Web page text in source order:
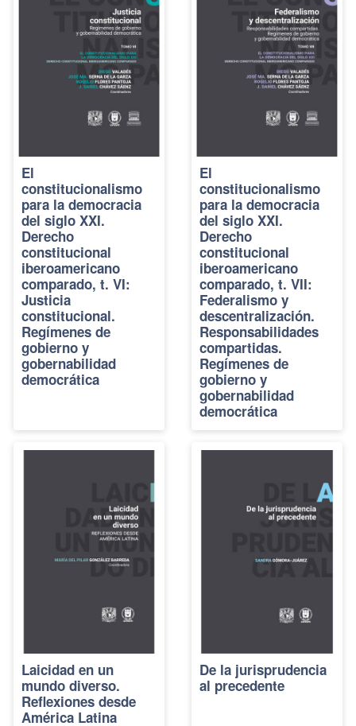
El
constitucionalismo
para la democracia
del siglo XXI.
Derecho
constitucional
iberoamericano
comparado, t. VI:
Justicia
constitucional.
Regímenes de
gobierno y
gobernabilidad
democrática
El
constitucionalismo
para la democracia
del siglo XXI.
Derecho
constitucional
iberoamericano
comparado, t. VII:
Federalismo y
descentralización.
Responsabilidades
compartidas.
Regímenes de
gobierno y
gobernabilidad
democrática
Laicidad en un
mundo diverso.
Reflexiones desde
América Latina
De la jurisprudencia
al precedente